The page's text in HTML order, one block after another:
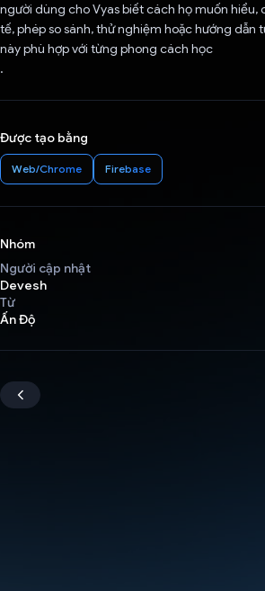
người dùng cho Vyas biết cách họ muốn hiểu,
tế, phép so sánh, thử nghiệm hoặc hướng dẫn
này phù hợp với từng phong cách học
.
Được tạo bằng
Web/Chrome Firebase
Nhóm
Người cập nhật
Devesh
Từ
Ấn Độ